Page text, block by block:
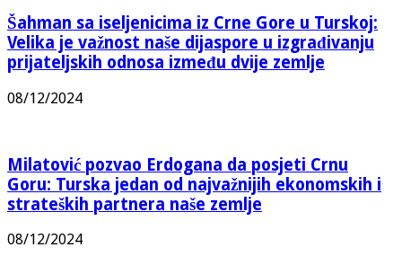
Šahman sa iseljenicima iz Crne Gore u Turskoj:
Velika je važnost naše dijaspore u izgrađivanju
prijateljskih odnosa između dvije zemlje
08/12/2024
Milatović pozvao Erdogana da posjeti Crnu
Goru: Turska jedan od najvažnijih ekonomskih i
strateških partnera naše zemlje
08/12/2024